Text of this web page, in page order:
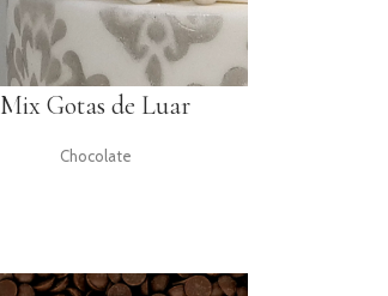
Mix Gotas de Luar
Chocolate